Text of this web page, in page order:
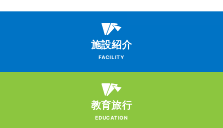
施設紹介
FACILITY
教育旅行
EDUCATION